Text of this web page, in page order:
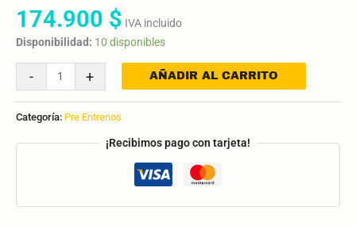
174.900 $ IVA incluido
Disponibilidad: 10 disponibles
- + AÑADIR AL CARRITO
Categoría: Pre Entrenos
¡Recibimos pago con tarjeta!